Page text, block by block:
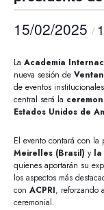
15/02/2025 /
La Academia
nueva sesión de
de eventos
central será la
Estados Unidos de
El evento contará con
Meirelles (Brasil) y la
quienes aportarán su
los aspectos más
con ACPRI, reforzando
ceremonial.